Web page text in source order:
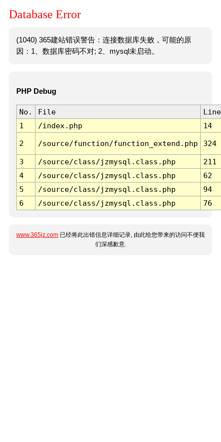
Database Error
(1040) 365建站错误警告：连接数据库失败，可能的原
因：1、数据库密码不对; 2、mysql未启动。
PHP Debug
No. File
Line
1
/index.php 14
2 /source/function/function_extend.php 324
3 /source/class/jzmysql.class.php
211
4
/source/class/jzmysql.class.php
62
5
/source/class/jzmysql.class.php
94
6
/source/class/jzmysql.class.php 76
www.365jz.com 已经将此出错信息详细记录, 由此给您带来的访问不便我
们深感歉意.